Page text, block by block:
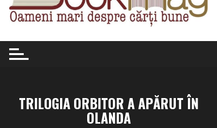
TRILOGIA ORBITOR A APĂRUT ÎN
OLANDA